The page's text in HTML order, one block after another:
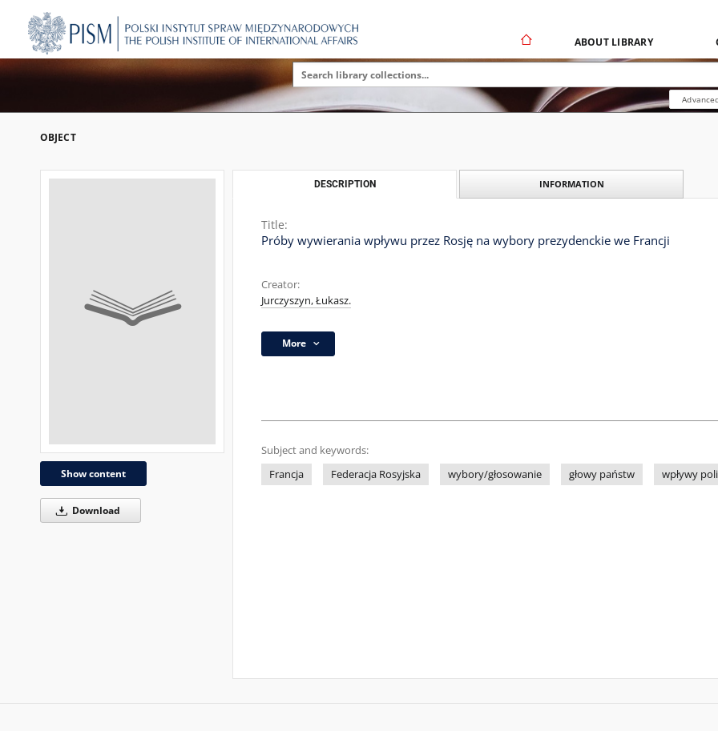
ABOUT LIBRARY
OBJECT
Show content
Download
DESCRIPTION INFORMATION
Title:
Próby wywierania wpływu przez Rosję na wybory prezydenckie we Francji
Creator:
Jurczyszyn, Łukasz.
More
Subject and keywords:
Francja
Federacja Rosyjska wybory/głosowanie głowy państw wpływy